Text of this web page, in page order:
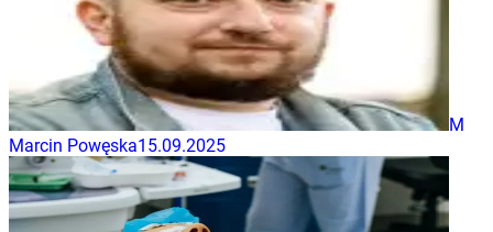
M
Marcin Powęska15.09.2025